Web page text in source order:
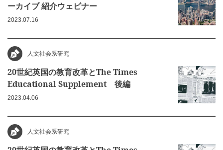
ーカイブ 紹介ウェビナー
2023.07.16
人文社会系研究
20世紀英国の教育改革とThe Times
Educational Supplement 後編
2023.04.06
人文社会系研究